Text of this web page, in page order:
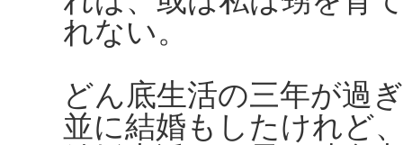
れない。
どん底生活の三年が過
並に結婚もしたけれど